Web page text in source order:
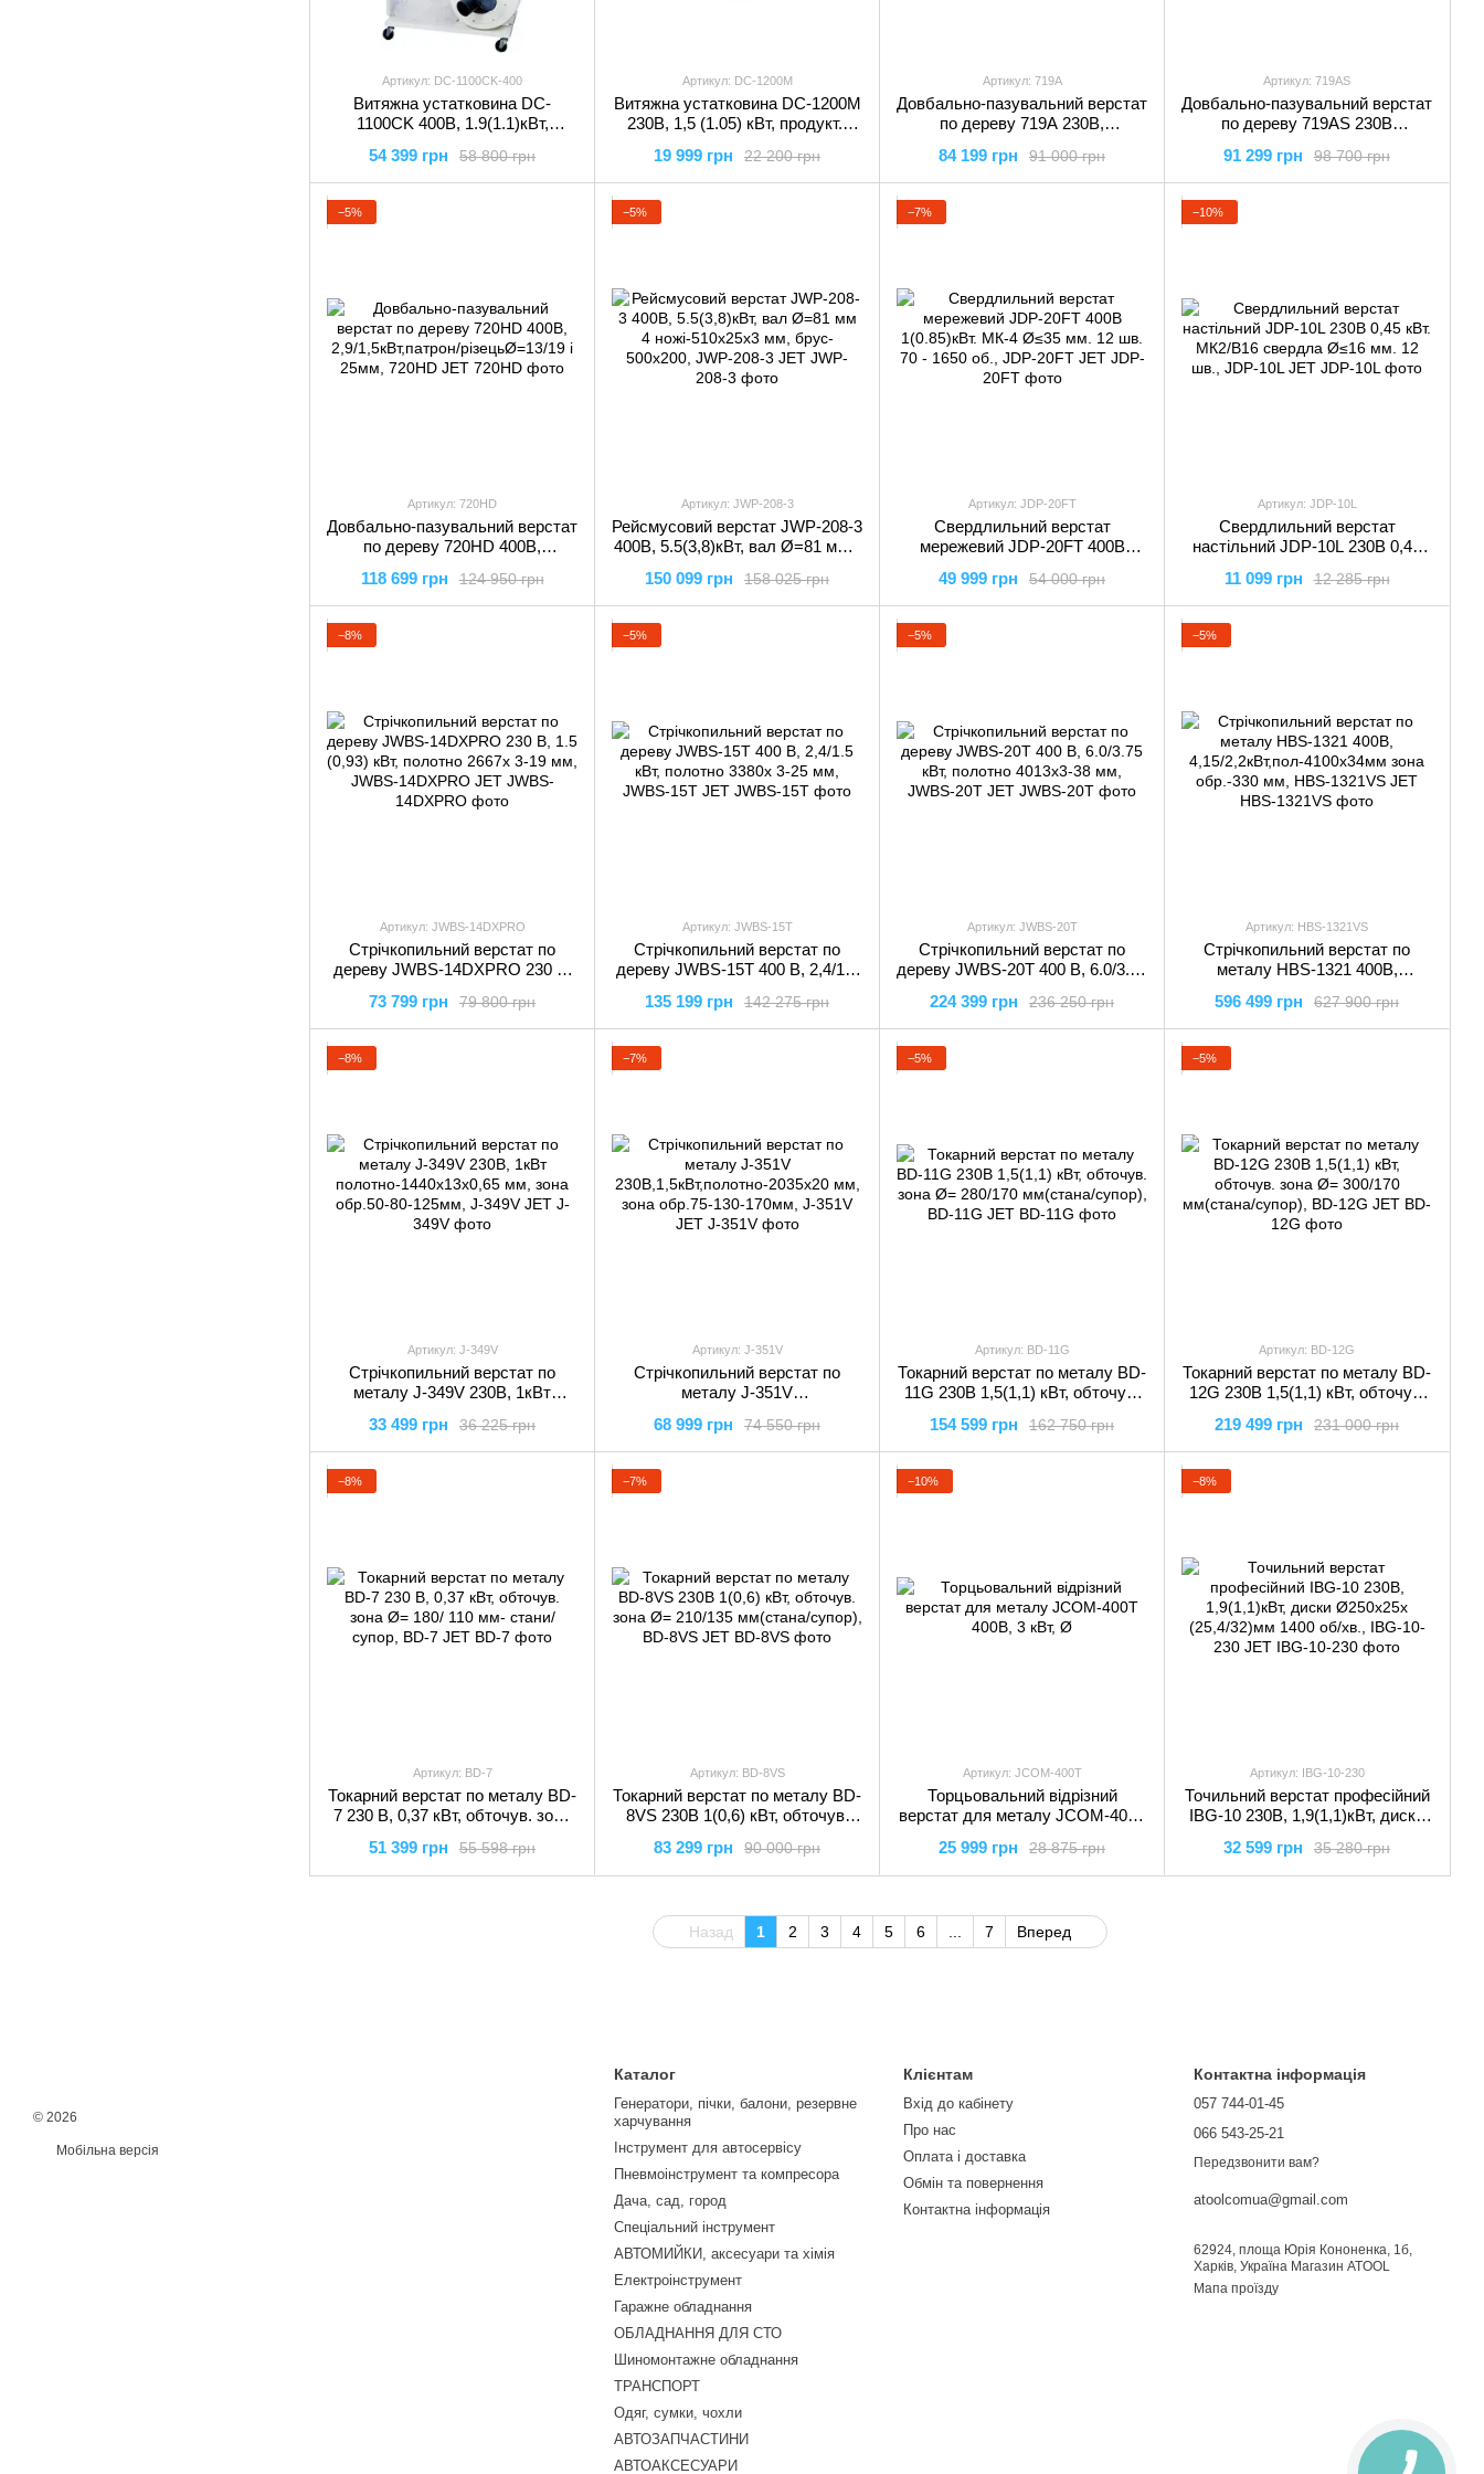
Артикул: DC-1100CK-400
Витяжна устатковина DC-
1100CK 400В, 1.9(1.1)кВт,
збір.V=150л,(к-т 2), DC-1100CK-
400 JET
58 800 грн
54 399 грн
Артикул: DC-1200M
Витяжна устатковина DC-1200M
230В, 1,5 (1.05) кВт, продукт.-
DC-1200M JET
22 200 грн
19 999 грн
Артикул: 719A
Довбально-пазувальний верстат
по дереву 719A 230В,
25мм(к-т 2шт), 719A JET
91 000 грн
84 199 грн
Артикул: 719AS
Довбально-пазувальний верстат
по дереву 719AS 230В
25мм(к-т 2шт), 719AS JET
98 700 грн
91 299 грн
−5%
Артикул: 720HD
Довбально-пазувальний верстат
по дереву 720HD 400В,
і 25мм, 720HD JET
124 950 грн
118 699 грн
−5%
Артикул: JWP-208-3
Рейсмусовий верстат JWP-208-3
400В, 5.5(3,8)кВт, вал Ø=81 мм 4
500х200, JWP-208-3 JET
158 025 грн
150 099 грн
−7%
Артикул: JDP-20FT
Свердлильний верстат
мережевий JDP-20FT 400В
70 - 1650 об., JDP-20FT JET
54 000 грн
49 999 грн
−10%
Артикул: JDP-10L
Свердлильний верстат
настільний JDP-10L 230В 0,45
12 шв., JDP-10L JET
12 285 грн
11 099 грн
−8%
Артикул: JWBS-14DXPRO
Стрічкопильний верстат по
дереву JWBS-14DXPRO 230 В,
19 мм, JWBS-14DXPRO JET
79 800 грн
73 799 грн
−5%
Артикул: JWBS-15T
Стрічкопильний верстат по
дереву JWBS-15T 400 В, 2,4/1.5
JWBS-15T JET
142 275 грн
135 199 грн
−5%
Артикул: JWBS-20T
Стрічкопильний верстат по
дереву JWBS-20T 400 В, 6.0/3.75
JWBS-20T JET
236 250 грн
224 399 грн
−5%
Артикул: HBS-1321VS
Стрічкопильний верстат по
металу HBS-1321 400В,
обр.-330 мм, HBS-1321VS JET
627 900 грн
596 499 грн
−8%
Артикул: J-349V
Стрічкопильний верстат по
металу J-349V 230В, 1кВт
обр.50-80-125мм, J-349V JET
36 225 грн
33 499 грн
−7%
Артикул: J-351V
Стрічкопильний верстат по
металу J-351V
мм, зона обр.75-130-170мм, J-
351V JET
74 550 грн
68 999 грн
−5%
Артикул: BD-11G
Токарний верстат по металу BD-
11G 230В 1,5(1,1) кВт, обточув.
супор), BD-11G JET
162 750 грн
154 599 грн
−5%
Артикул: BD-12G
Токарний верстат по металу BD-
12G 230В 1,5(1,1) кВт, обточув.
супор), BD-12G JET
231 000 грн
219 499 грн
−8%
Артикул: BD-7
Токарний верстат по металу BD-
7 230 В, 0,37 кВт, обточув. зона
BD-7 JET55 598 грн
51 399 грн
−7%
Артикул: BD-8VS
Токарний верстат по металу BD-
8VS 230В 1(0,6) кВт, обточув.
супор), BD-8VS JET
90 000 грн
83 299 грн
−10%
Артикул: JCOM-400T
Торцьовальний відрізний
верстат для металу JCOM-400T
0°-45°, JCOM-400T JET
28 875 грн
25 999 грн
−8%
Артикул: IBG-10-230
Точильний верстат професійний
IBG-10 230В, 1,9(1,1)кВт, диски
хв., IBG-10-230 JET
35 280 грн
32 599 грн
Назад 1 2 3 4 5 6 7 Вперед
© 2026
Мобільна версія
Каталог
Генератори, пічки, балони, резервне
харчування
Інструмент для автосервісу
Пневмоінструмент та компресора
Дача, сад, город
Спеціальний інструмент
АВТОМИЙКИ, аксесуари та хімія
Електроінструмент
Гаражне обладнання
ОБЛАДНАННЯ ДЛЯ СТО
Шиномонтажне обладнання
ТРАНСПОРТ
Одяг, сумки, чохли
АВТОЗАПЧАСТИНИ
АВТОАКСЕСУАРИ
Клієнтам
Вхід до кабінету
Про нас
Оплата і доставка
Обмін та повернення
Контактна інформація
Контактна інформація
057 744-01-45
066 543-25-21
Передзвонити вам?
atoolcomua@gmail.com
62924, площа Юрія Кононенка, 1б,
Харків, Україна Магазин ATOOL
Мапа проїзду